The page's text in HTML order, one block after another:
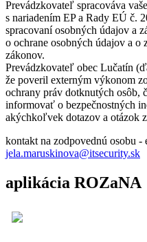
Prevádzkovateľ spracováva
s nariadením EP a Rady EÚ č.
spracovaní osobných údajov a
o ochrane osobných údajov a o
zákonov.
Prevádzkovateľ obec Lučatín
že poveril externým výkonom
ochrany práv dotknutých osôb,
informovať o bezpečnostných
akýchkoľvek dotazov a otázok
kontakt na zodpovednú osobu -
jela.maruskinova@itsecurity.sk
aplikácia ROZaNA